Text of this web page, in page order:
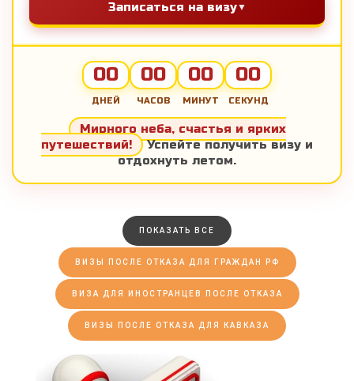
Записаться на визу
00
ДНЕЙ
00
ЧАСОВ
00
МИНУТ
00
СЕКУНД
Мирного неба, счастья и ярких
путешествий!
Успейте получить визу и
отдохнуть летом.
ПОКАЗАТЬ ВСЕ
ВИЗЫ ПОСЛЕ ОТКАЗА ДЛЯ ГРАЖДАН РФ
ВИЗА ДЛЯ ИНОСТРАНЦЕВ ПОСЛЕ ОТКАЗА
ВИЗЫ ПОСЛЕ ОТКАЗА ДЛЯ КАВКАЗА